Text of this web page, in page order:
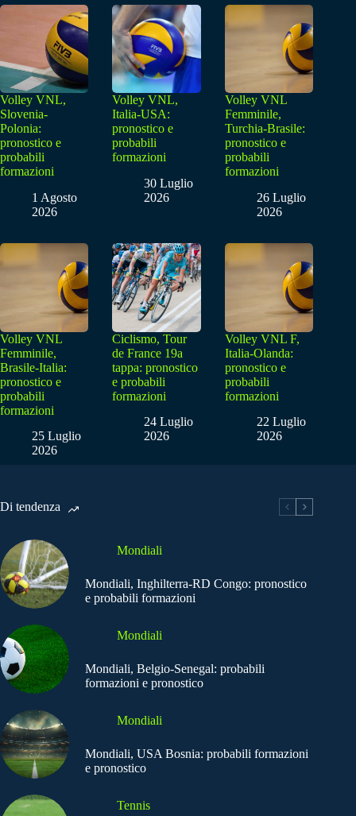
Volley VNL,
Slovenia-
Polonia:
pronostico e
probabili
formazioni
1 Agosto
2026
Volley VNL,
Italia-USA:
pronostico e
probabili
formazioni
30 Luglio
2026
Volley VNL
Femminile,
Turchia-Brasile:
pronostico e
probabili
formazioni
26 Luglio
2026
Volley VNL
Femminile,
Brasile-Italia:
pronostico e
probabili
formazioni
25 Luglio
2026
Ciclismo, Tour
de France 19a
tappa: pronostico
e probabili
formazioni
24 Luglio
2026
Volley VNL F,
Italia-Olanda:
pronostico e
probabili
formazioni
22 Luglio
2026
Di tendenza
Mondiali
Mondiali, Inghilterra-RD Congo: pronostico
e probabili formazioni
Mondiali
Mondiali, Belgio-Senegal: probabili
formazioni e pronostico
Mondiali
Mondiali, USA Bosnia: probabili formazioni
e pronostico
Tennis